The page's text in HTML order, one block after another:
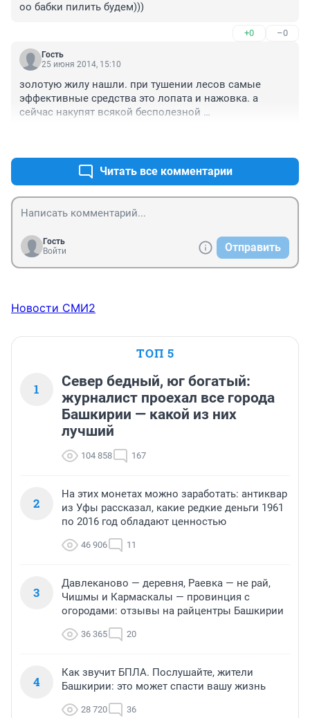
оо бабки пилить будем)))
+0 –0
Гость
25 июня 2014, 15:10
золотую жилу нашли. при тушении лесов самые
эффективные средства это лопата и нажовка. а
сейчас накупят всякой бесполезной
Читать все комментарии
Гость
Войти
Отправить
Новости СМИ2
ТОП 5
1
Север бедный, юг богатый:
журналист проехал все города
Башкирии — какой из них
лучший
104 858 167
2
На этих монетах можно заработать: антиквар
из Уфы рассказал, какие редкие деньги 1961
по 2016 год обладают ценностью
46 906 11
3
Давлеканово — деревня, Раевка — не рай,
Чишмы и Кармаскалы — провинция с
огородами: отзывы на райцентры Башкирии
36 365 20
4
Как звучит БПЛА. Послушайте, жители
Башкирии: это может спасти вашу жизнь
28 720 36